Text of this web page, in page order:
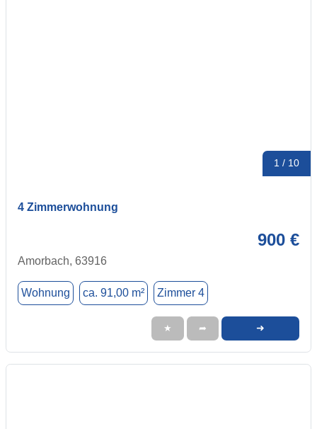
1 / 10
4 Zimmerwohnung
900 €
Amorbach, 63916
Wohnung ca. 91,00 m² Zimmer 4
★ ➦ ➜